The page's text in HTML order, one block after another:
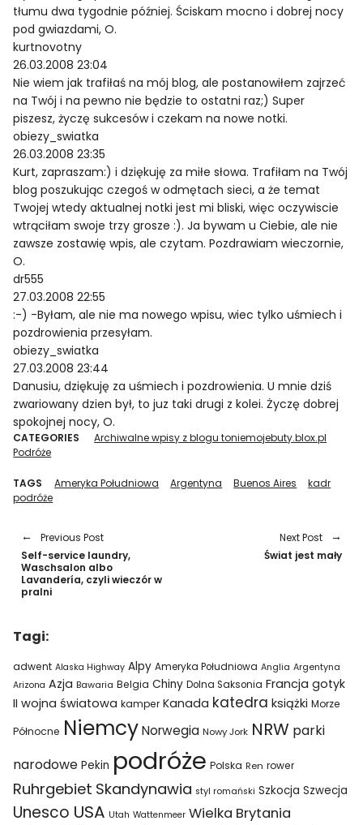
tłumu dwa tygodnie później. Ściskam mocno i dobrej nocy
pod gwiazdami, O.
kurtnovotny
26.03.2008 23:04
Nie wiem jak trafiłaś na mój blog, ale postanowiłem zajrzeć
na Twój i na pewno nie będzie to ostatni raz;) Super
piszesz, życzę sukcesów i czekam na nowe notki.
obiezy_swiatka
26.03.2008 23:35
Kurt, zapraszam:) i dziękuję za miłe słowa. Trafiłam na Twój
blog poszukując czegoś w odmętach sieci, a że temat
Twojej wtedy aktualnej notki jest mi bliski, więc oczywiscie
wtrąciłam swoje trzy grosze :). Ja bywam u Ciebie, ale nie
zawsze zostawię wpis, ale czytam. Pozdrawiam wieczornie,
O.
dr555
27.03.2008 22:55
:-) -Byłam, ale nie ma nowego wpisu, wiec tylko uśmiech i
pozdrowienia przesyłam.
obiezy_swiatka
27.03.2008 23:44
Danusiu, dziękuję za uśmiech i pozdrowienia. U mnie dziś
zwariowany dzien był, to juz taki drugi z kolei. Życzę dobrej
spokojnej nocy, O.
CATEGORIES
Archiwalne wpisy z blogu toniemojebuty.blox.pl
Podróże
TAGS Ameryka Południowa Argentyna Buenos Aires
kadr
podróże
Previous Post
Self-service laundry,
Waschsalon albo
Lavandería, czyli wieczór w
pralni
Next Post
Świat jest mały
Tagi:
adwent Alaska Highway Alpy Ameryka Południowa Anglia Argentyna
Arizona Azja Bawaria Belgia Chiny Dolna Saksonia Francja gotyk
II wojna światowa kamper Kanada katedra książki Morze
Północne Niemcy Norwegia Nowy Jork NRW parki
narodowe Pekin podróże Polska Ren rower
Ruhrgebiet Skandynawia styl romański Szkocja Szwecja
Unesco USA Utah Wattenmeer Wielka Brytania